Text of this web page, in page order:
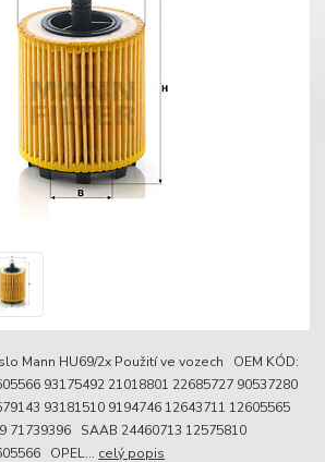
Mann HU69/2x Použití ve vozech OEM KÓD:
93175492 21018801 22685727 90537280
93181510 9194746 12643711 12605565
71739396 SAAB 24460713 12575810
OPEL... celý popis